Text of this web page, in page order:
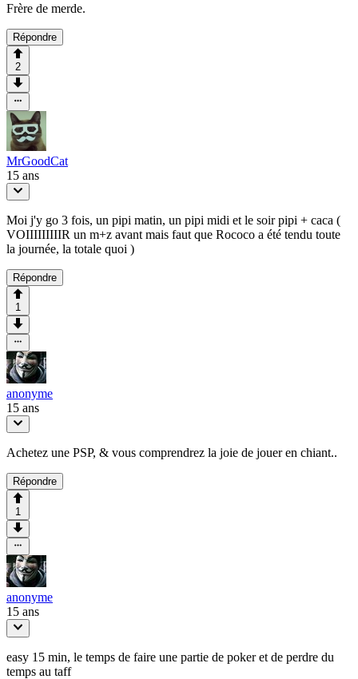
Frère de merde.
Répondre
2
MrGoodCat
15 ans
Moi j'y go 3 fois, un pipi matin, un pipi midi et le soir pipi + caca (
VOIIIIIIIIIR un m+z avant mais faut que Rococo a été tendu toute
la journée, la totale quoi )
Répondre
1
anonyme
15 ans
Achetez une PSP, & vous comprendrez la joie de jouer en chiant..
Répondre
1
anonyme
15 ans
easy 15 min, le temps de faire une partie de poker et de perdre du
temps au taff